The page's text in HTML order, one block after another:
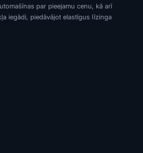
par pieejamu cenu, kā arī
iegādi, piedāvājot elastīgus līzinga